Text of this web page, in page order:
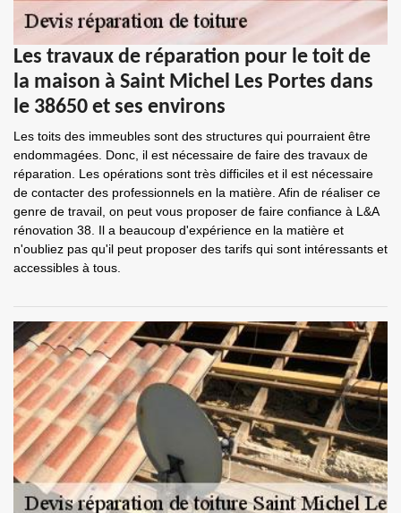
Les travaux de réparation pour le toit de
la maison à Saint Michel Les Portes dans
le 38650 et ses environs
Les toits des immeubles sont des structures qui pourraient être
endommagées. Donc, il est nécessaire de faire des travaux de
réparation. Les opérations sont très difficiles et il est nécessaire
de contacter des professionnels en la matière. Afin de réaliser ce
genre de travail, on peut vous proposer de faire confiance à L&A
rénovation 38. Il a beaucoup d'expérience en la matière et
n'oubliez pas qu'il peut proposer des tarifs qui sont intéressants et
accessibles à tous.